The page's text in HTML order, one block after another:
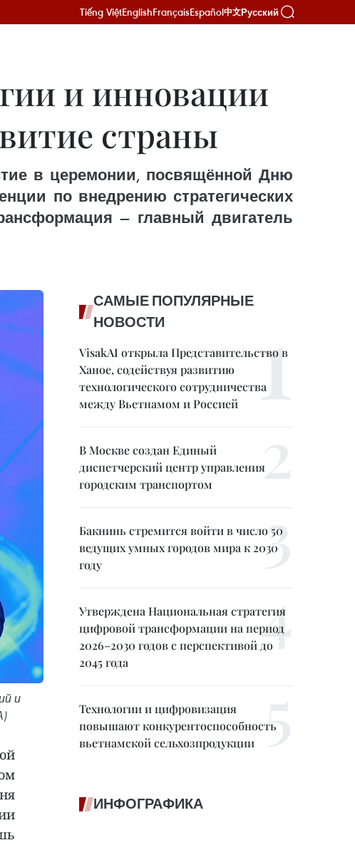
Tiếng ViệtEnglishFrançaisEspañol中文Русский
и инновации
страны
в церемонии, посвящённой Дню
по внедрению стратегических
— главный двигатель
и
САМЫЕ ПОПУЛЯРНЫЕ
НОВОСТИ
VisakAI открыла Представительство в
Ханое, содействуя развитию
технологического сотрудничества
между Вьетнамом и Россией
В Москве создан Единый
диспетчерский центр управления
городским транспортом
Бакнинь стремится войти в число 50
ведущих умных городов мира к 2030
году
Утверждена Национальная стратегия
цифровой трансформации на период
2026–2030 годов с перспективой до
2045 года
Технологии и цифровизация
повышают конкурентоспособность
вьетнамской сельхозпродукции
ИНФОГРАФИКА